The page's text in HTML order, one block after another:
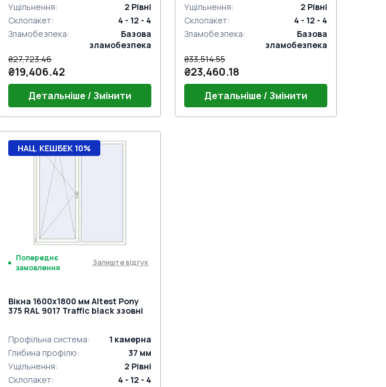
Ущільнення: 2 Рівні
Склопакет:
4 - 12 - 4
Зламобезпека:
Базова
зламобезпека
₴27,723.46
₴19,406.42
Детальніше / Змінити
Без ручки
Ущільнення: 2 Рівні
Склопакет:
4 - 12 - 4
Зламобезпека:
Базова
зламобезпека
₴33,514.55
₴23,460.18
Детальніше / Змінити
НАЦ. КЕШБЕК 10%
Попереднє
замовлення
Залиште відгук
Вікна 1600x1800 мм Altest Pony
375 RAL 9017 Traffic black ззовні
Профільна система: 1 камерна
Глибина профілю: 37 мм
Ущільнення: 2 Рівні
Склопакет:
4 - 12 - 4